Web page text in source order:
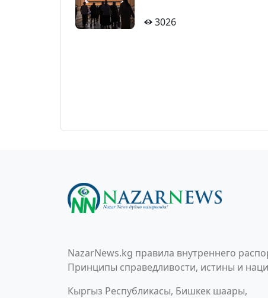
3026
NazarNews.kg правила внутреннего
Принципы справедливости, истины и
Кыргыз Республикасы, Бишкек шаары,